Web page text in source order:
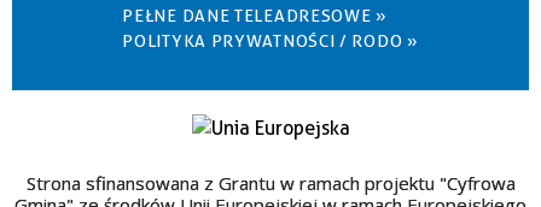
PEŁNE DANE TELEADRESOWE »
POLITYKA PRYWATNOŚCI / RODO »
Strona sfinansowana z Grantu w ramach projektu "Cyfrowa